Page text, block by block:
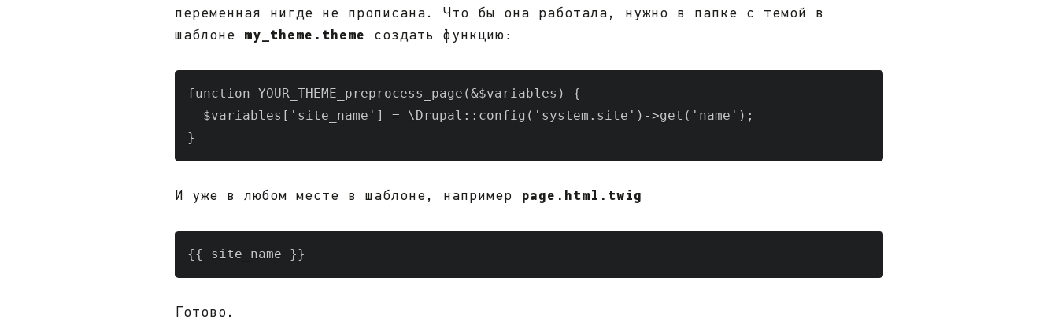
переменная нигде не прописана. Что бы она работала, нужно в папке с темой в
шаблоне my_theme.theme создать функцию:
function YOUR_THEME_preprocess_page(&$variables) {
  $variables['site_name'] = \Drupal::config('system.site')->get('name');
}
И уже в любом месте в шаблоне, например page.html.twig
{{ site_name }}
Готово.